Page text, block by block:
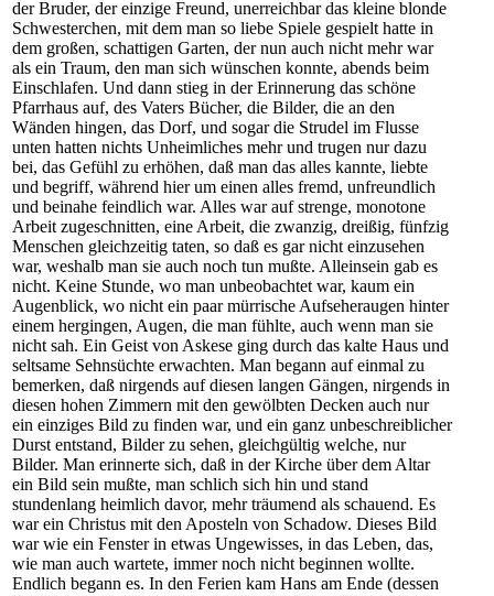
der Bruder, der einzige Freund, unerreichbar das kleine blonde
Schwesterchen, mit dem man so liebe Spiele gespielt hatte in
dem großen, schattigen Garten, der nun auch nicht mehr war
als ein Traum, den man sich wünschen konnte, abends beim
Einschlafen. Und dann stieg in der Erinnerung das schöne
Pfarrhaus auf, des Vaters Bücher, die Bilder, die an den
Wänden hingen, das Dorf, und sogar die Strudel im Flusse
unten hatten nichts Unheimliches mehr und trugen nur dazu
bei, das Gefühl zu erhöhen, daß man das alles kannte, liebte
und begriff, während hier um einen alles fremd, unfreundlich
und beinahe feindlich war. Alles war auf strenge, monotone
Arbeit zugeschnitten, eine Arbeit, die zwanzig, dreißig, fünfzig
Menschen gleichzeitig taten, so daß es gar nicht einzusehen
war, weshalb man sie auch noch tun mußte. Alleinsein gab es
nicht. Keine Stunde, wo man unbeobachtet war, kaum ein
Augenblick, wo nicht ein paar mürrische Aufseheraugen hinter
einem hergingen, Augen, die man fühlte, auch wenn man sie
nicht sah. Ein Geist von Askese ging durch das kalte Haus und
seltsame Sehnsüchte erwachten. Man begann auf einmal zu
bemerken, daß nirgends auf diesen langen Gängen, nirgends in
diesen hohen Zimmern mit den gewölbten Decken auch nur
ein einziges Bild zu finden war, und ein ganz unbeschreiblicher
Durst entstand, Bilder zu sehen, gleichgültig welche, nur
Bilder. Man erinnerte sich, daß in der Kirche über dem Altar
ein Bild sein mußte, man schlich sich hin und stand
stundenlang heimlich davor, mehr träumend als schauend. Es
war ein Christus mit den Aposteln von Schadow. Dieses Bild
war wie ein Fenster in etwas Ungewisses, in das Leben, das,
wie man auch wartete, immer noch nicht beginnen wollte.
Endlich begann es. In den Ferien kam Hans am Ende (dessen